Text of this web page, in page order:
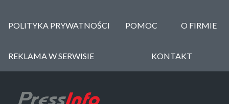
POLITYKA PRYWATNOŚCI POMOC O FIRMIE
REKLAMA W SERWISIE KONTAKT